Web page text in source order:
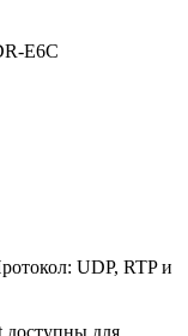
E6C
UDP, RTP и
для